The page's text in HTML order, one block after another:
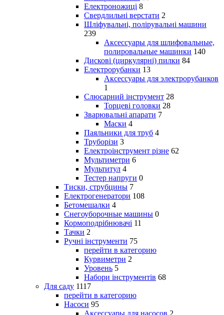
Електроножиці 8
Свердлильні верстати 2
Шліфувальні, полірувальні машини
239
Аксессуары для шлифовальные,
полировальные машинки 140
Дискові (циркулярні) пилки 84
Електрорубанки 13
Аксессуары для электрорубанков
1
Слюсарний інструмент 28
Торцеві головки 28
Зварювальні апарати 7
Маски 4
Паяльники для труб 4
Труборізи 3
Електроінструмент різне 62
Мультиметри 6
Мультитул 4
Тестер напруги 0
Тиски, струбцины 7
Електрогенератори 108
Бетомешалки 4
Снегоуборочные машины 0
Кормоподрібнювачі 11
Тачки 2
Ручні інструменти 75
перейти в категорию
Курвиметри 2
Уровень 5
Набори інструментів 68
Для саду 1117
перейти в категорию
Насоси 95
Аксессуары для насосов 2